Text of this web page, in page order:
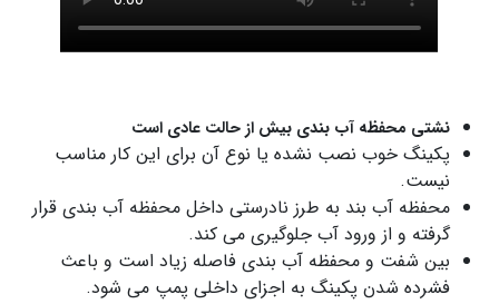
نشتی محفظه آب بندی بیش از حالت عادی است
پکینگ خوب نصب نشده یا نوع آن برای این کار مناسب
نیست.
محفظه آب بند به طرز نادرستی داخل محفظه آب بندی قرار
گرفته و از ورود آب جلوگیری می کند.
بین شفت و محفظه آب بندی فاصله زیاد است و باعث
فشرده شدن پکینگ به اجزای داخلی پمپ می شود.